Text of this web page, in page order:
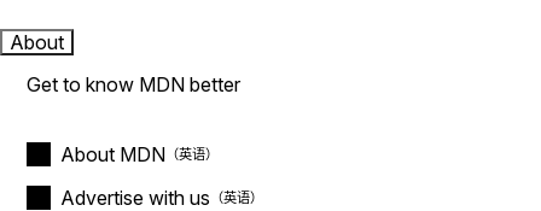
About
Get to know MDN better
About MDN
Advertise with us